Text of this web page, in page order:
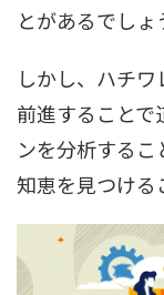
とがあるでしょ
しかし、ハチ
前進することで
ンを分析する
知恵を見つける